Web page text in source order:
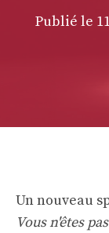
Publié le
Un nouveau
Vous n'êtes